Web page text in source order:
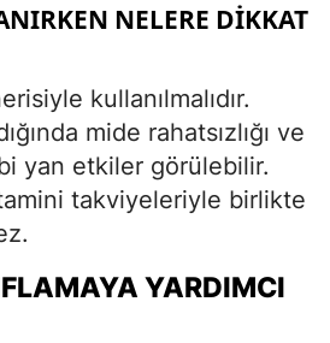
NELERE DIKKAT
kullanılmalıdır.
mide rahatsızlığı ve
yan etkiler görülebilir.
takviyeleriyle birlikte
YARDIMCI